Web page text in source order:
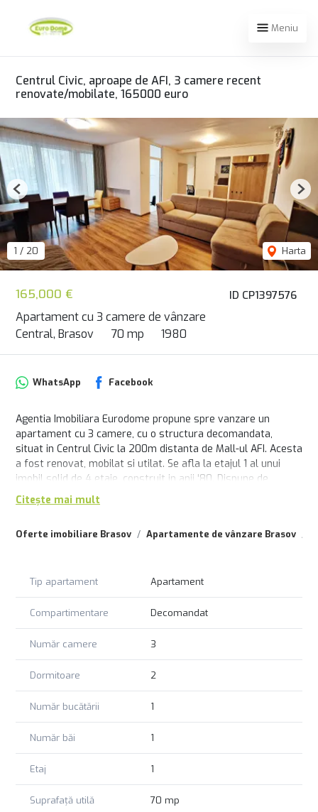
Meniu
Centrul Civic, aproape de AFI, 3 camere recent
renovate/mobilate, 165000 euro
ID CP1397576
165,000 €
Apartament cu 3 camere de vânzare
Central, Brasov
70 mp 1980
1 / 20 Harta
Previous
Oferte imobiliare Brasov Apartamente de vânzare Brasov
WhatsApp Facebook
Agentia Imobiliara Eurodome propune spre vanzare un
apartament cu 3 camere, cu o structura decomandata,
situat in Centrul Civic la 200m distanta de Mall-ul AFI. Acesta
a fost renovat, mobilat si utilat. Se afla la etajul 1 al unui
imobil solid de 4 etaje, construit in anii '80. Dispune de
incalzire cu centrala proprie. Are acces la toate facilitatile
necesare unui trai de familie lejer: parcuri, scoli, gradinite,
Se vinde la pretul de 165000 euro. Comision agentie
Citește mai mult
Tip apartament Apartament
Compartimentare Decomandat
Număr camere 3
Dormitoare 2
Număr bucătării 1
Număr băi 1
Etaj 1
Suprafață utilă 70 mp